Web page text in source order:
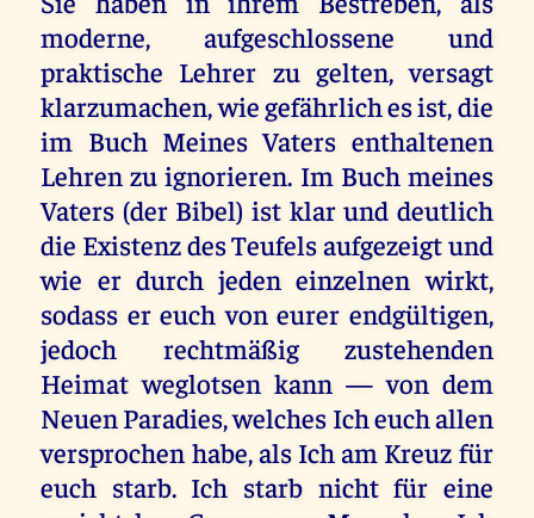
moderne, aufgeschlossene und
praktische Lehrer zu gelten, versagt
klarzumachen, wie gefährlich es ist, die
im Buch Meines Vaters enthaltenen
Lehren zu ignorieren. Im Buch meines
Vaters (der Bibel) ist klar und deutlich
die Existenz des Teufels aufgezeigt und
wie er durch jeden einzelnen wirkt,
sodass er euch von eurer endgültigen,
jedoch rechtmäßig zustehenden
Heimat weglotsen kann — von dem
Neuen Paradies, welches Ich euch allen
versprochen habe, als Ich am Kreuz für
euch starb. Ich starb nicht für eine